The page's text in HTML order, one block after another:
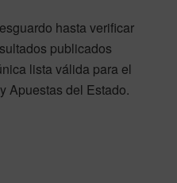
hasta verificar
publicados
lista válida para el
Apuestas del Estado.